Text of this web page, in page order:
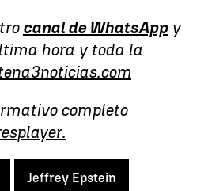
canal de WhatsAppy
hora y toda la
completo
Jeffrey Epstein